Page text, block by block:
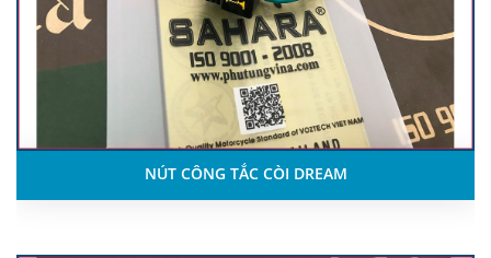
NÚT CÔNG TẮC CÒI DREAM